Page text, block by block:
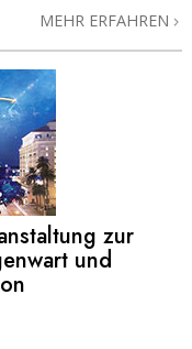
MEHR ERFAHREN
zur
und